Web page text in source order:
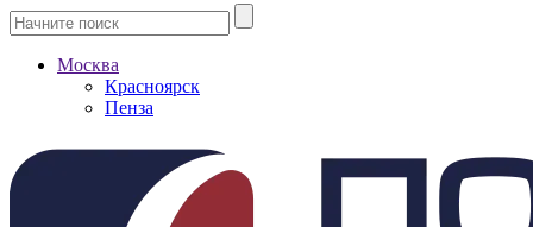
Москва
Красноярск
Пенза